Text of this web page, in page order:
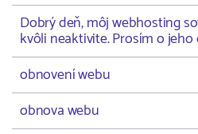
Dobrý deň, môj webhosting
kvôli neaktivite. Prosím o
obnovení webu
obnova webu